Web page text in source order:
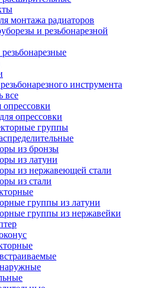
монтажа радиаторов
и резьбонарезной
инструмента
все
опрессовки
опрессовки
группы
из бронзы
из латуни
из нержавеющей стали
из стали
группы из латуни
группы из нержавейки